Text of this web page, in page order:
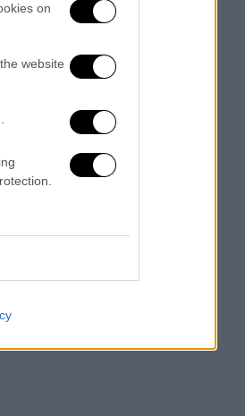
on
website